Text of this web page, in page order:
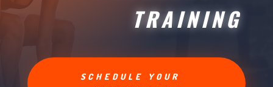
TRAINING
SCHEDULE YOUR